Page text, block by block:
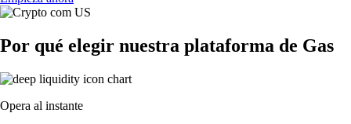
Por qué elegir nuestra plataforma de Gas
Opera al instante